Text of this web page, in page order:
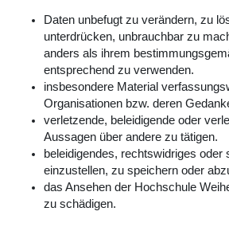
Daten unbefugt zu verändern, zu
unterdrücken, unbrauchbar zu
anders als ihrem
entsprechend zu verwenden.
insbesondere Material
Organisationen bzw. deren
verletzende, beleidigende oder
Aussagen über andere zu tätigen.
beleidigendes, rechtswidriges oder
einzustellen, zu speichern oder
das Ansehen der Hochschule
zu schädigen.